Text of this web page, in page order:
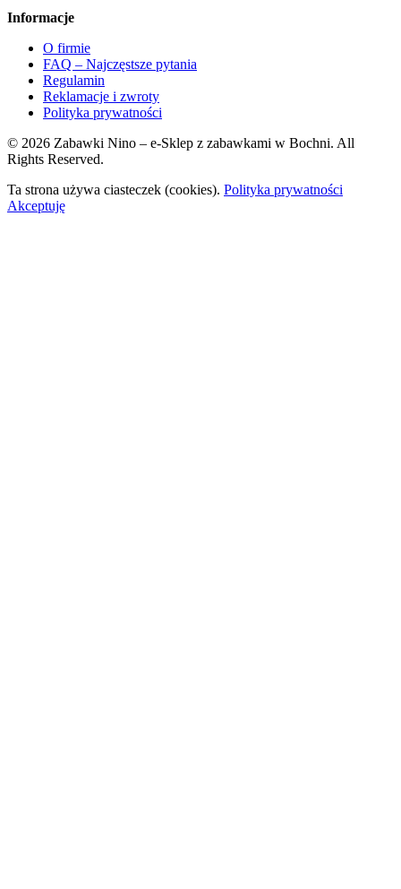
Informacje
O firmie
FAQ – Najczęstsze pytania
Regulamin
Reklamacje i zwroty
Polityka prywatności
© 2026 Zabawki Nino – e-Sklep z zabawkami w Bochni. All
Rights Reserved.
Ta strona używa ciasteczek (cookies). Polityka prywatności
Akceptuję